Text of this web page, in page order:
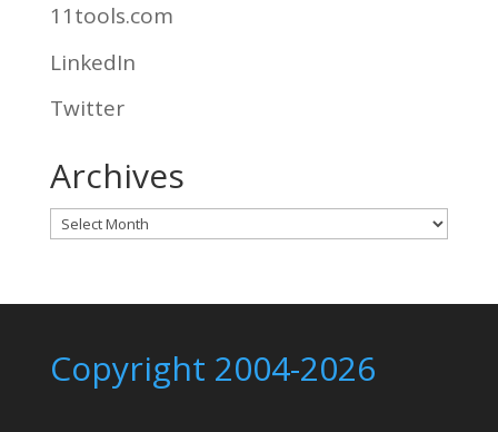
11tools.com
LinkedIn
Twitter
Archives
Archives
Copyright 2004-2026